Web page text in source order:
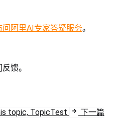
问阿里AI专家答疑服务。
馈。
topic, TopicTest
下一篇